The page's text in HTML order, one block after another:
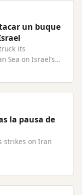
un buque
its
Sea on Israel’s
la pausa de
strikes on Iran